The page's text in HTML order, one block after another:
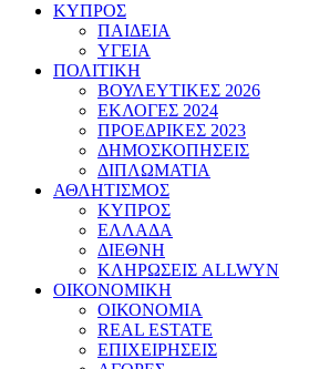
ΚΥΠΡΟΣ
ΠΑΙΔΕΙΑ
ΥΓΕΙΑ
ΠΟΛΙΤΙΚΗ
ΒΟΥΛΕΥΤΙΚΕΣ 2026
ΕΚΛΟΓΕΣ 2024
ΠΡΟΕΔΡΙΚΕΣ 2023
ΔΗΜΟΣΚΟΠΗΣΕΙΣ
ΔΙΠΛΩΜΑΤΙΑ
ΑΘΛΗΤΙΣΜΟΣ
ΚΥΠΡΟΣ
ΕΛΛΑΔΑ
ΔΙΕΘΝΗ
ΚΛΗΡΩΣΕΙΣ ALLWYN
ΟΙΚΟΝΟΜΙΚΗ
ΟΙΚΟΝΟΜΙΑ
REAL ESTATE
ΕΠΙΧΕΙΡΗΣΕΙΣ